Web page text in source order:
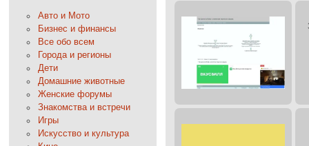
Авто и Мото
Бизнес и финансы
Все обо всем
Города и регионы
Дети
Домашние животные
Женские форумы
Знакомства и встречи
Игры
Искусство и культура